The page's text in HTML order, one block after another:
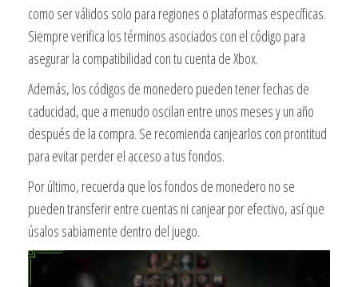
como ser válidos solo para regiones o plataformas específicas.
Siempre verifica los términos asociados con el código para
asegurar la compatibilidad con tu cuenta de Xbox.
Además, los códigos de monedero pueden tener fechas de
caducidad, que a menudo oscilan entre unos meses y un año
después de la compra. Se recomienda canjearlos con prontitud
para evitar perder el acceso a tus fondos.
Por último, recuerda que los fondos de monedero no se
pueden transferir entre cuentas ni canjear por efectivo, así que
úsalos sabiamente dentro del juego.